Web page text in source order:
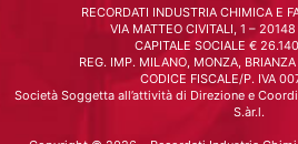
RECORDATI INDUSTRIA CHIMICA E
VIA MATTEO CIVITALI, 1 –
CAPITALE SOCIALE €
REG. IMP. MILANO, MONZA,
CODICE FISCALE/P. IVA
Società Soggetta all’attività di Direzione e
S.àr.l.